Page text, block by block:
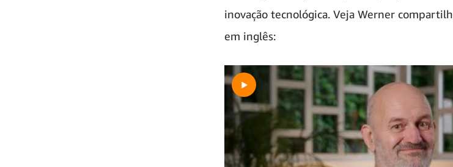
inovação tecnológica. Veja Werner
em inglês: